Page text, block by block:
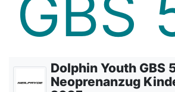
Dolphin Youth GBS
Neoprenanzug